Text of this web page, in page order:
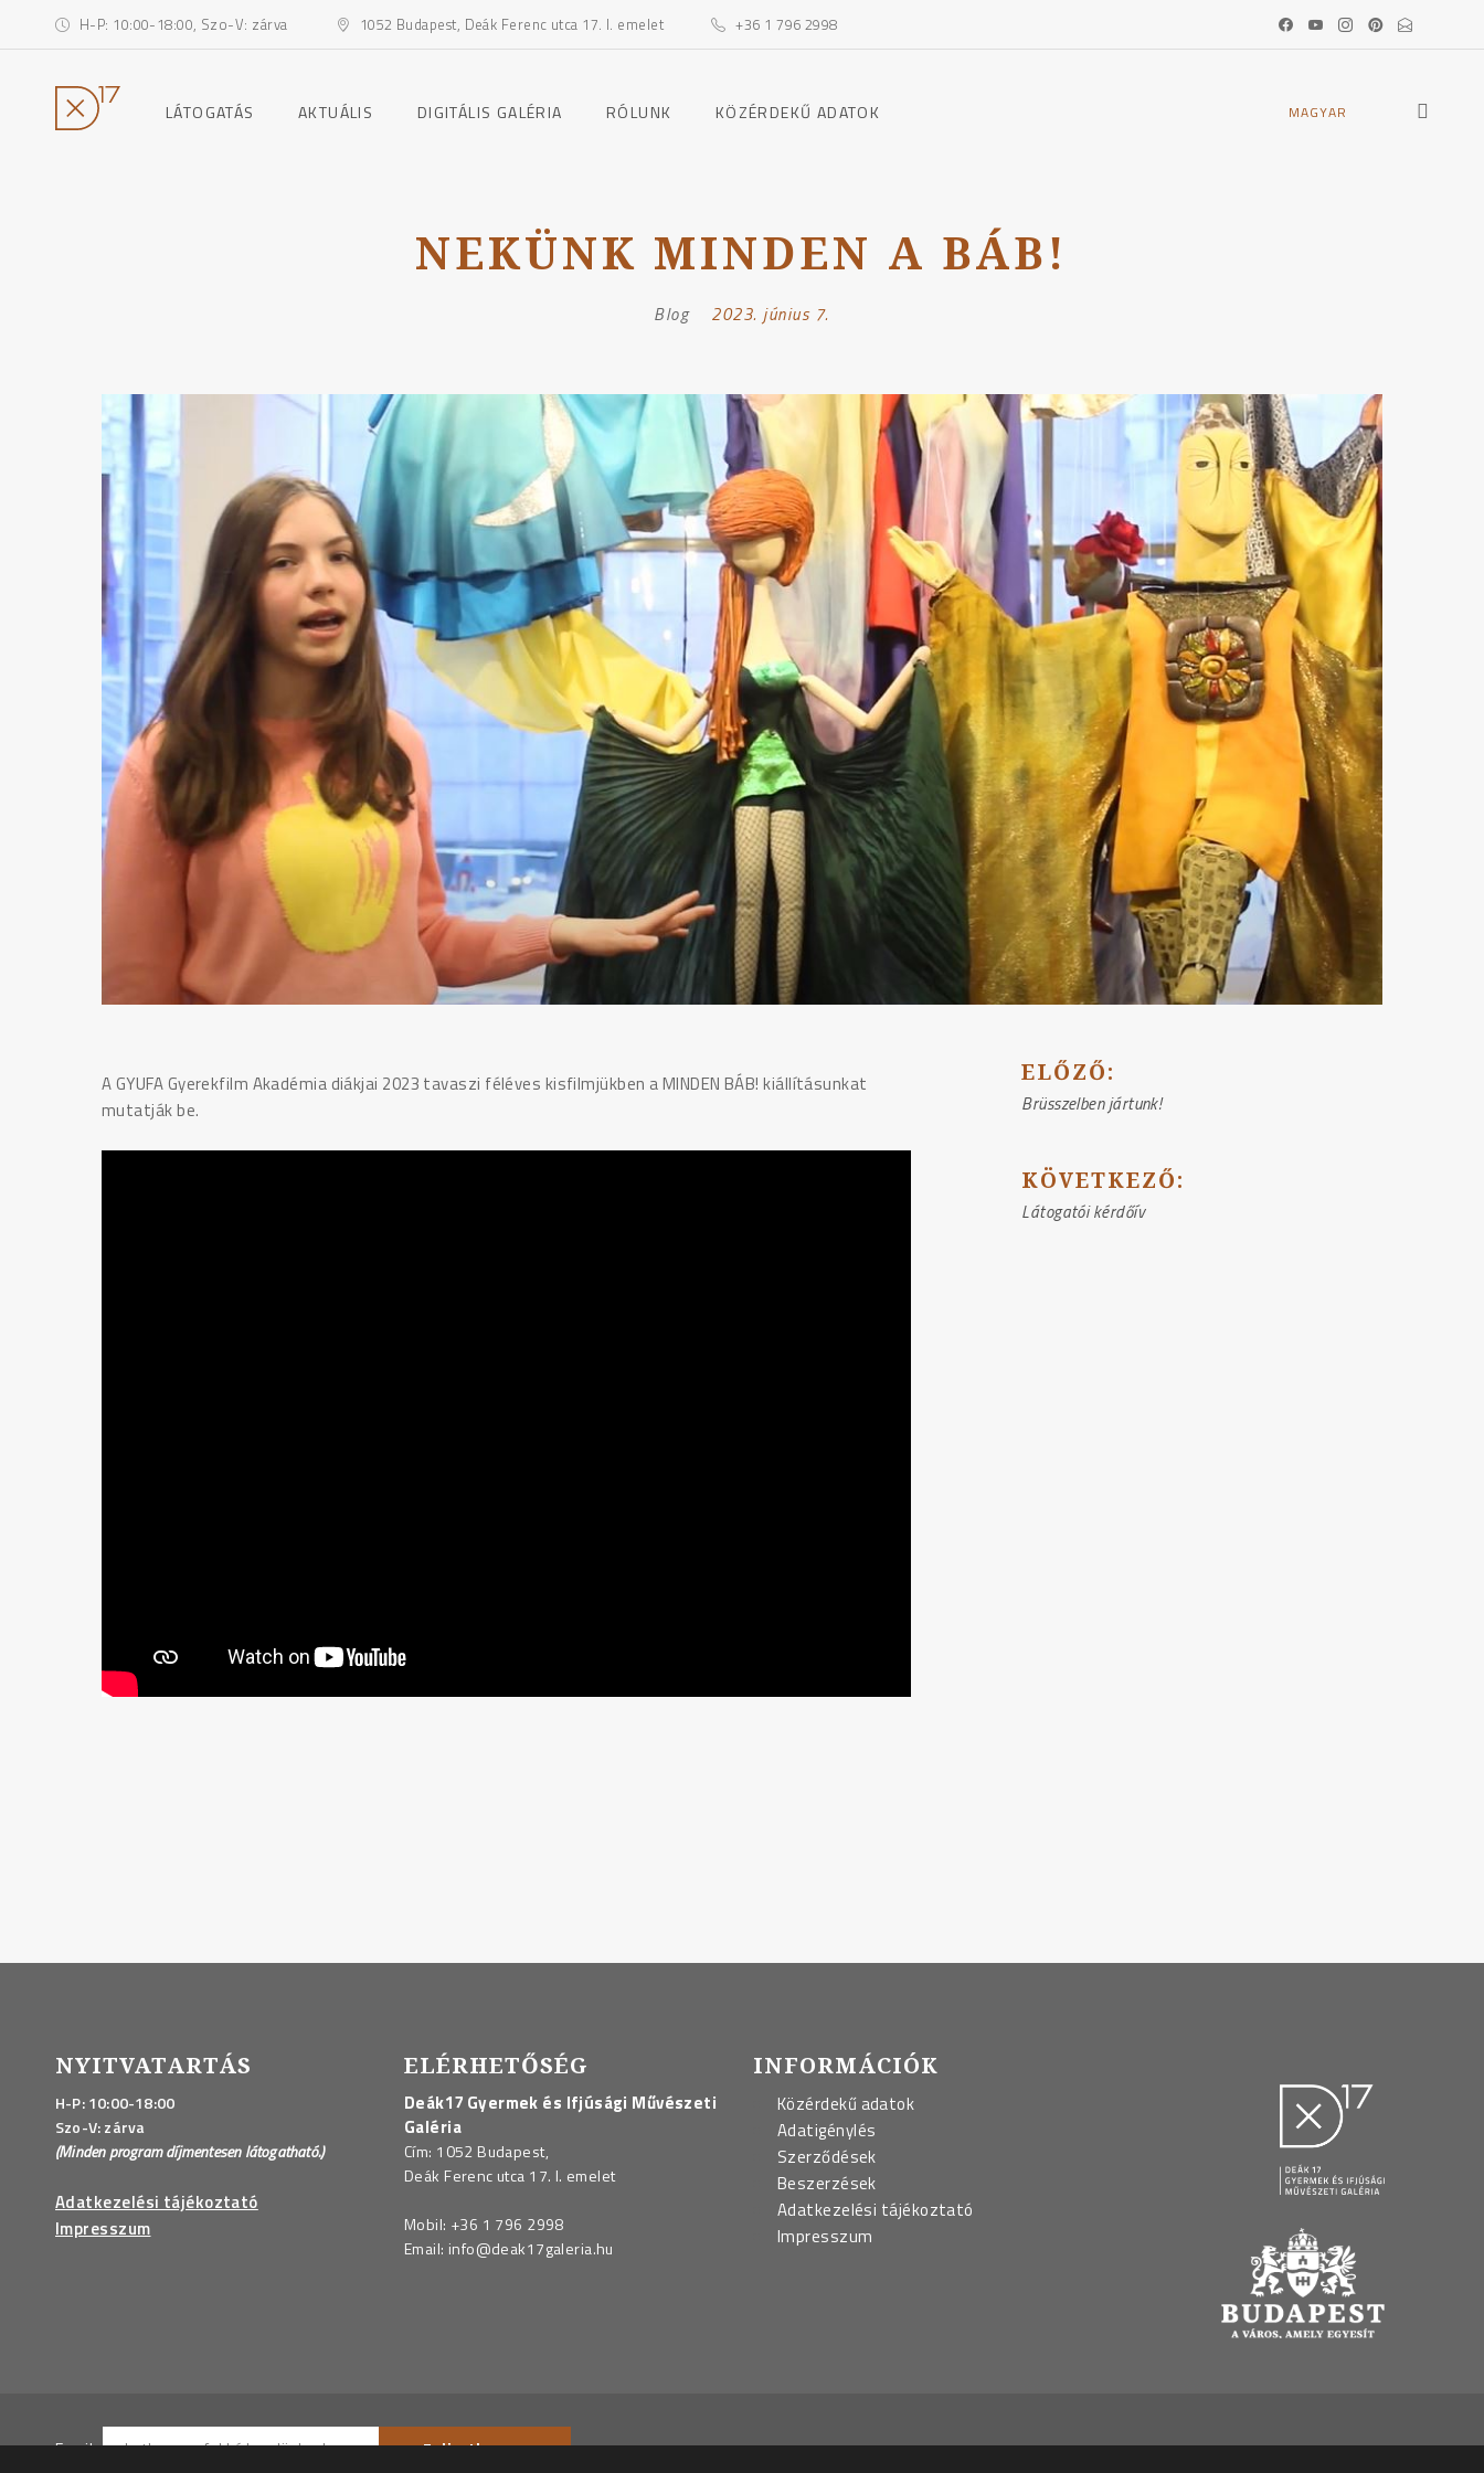
H-P: 10:00-18:00, Szo-V: zárva 1052 Budapest, Deák Ferenc utca 17. I. emelet +36 1 796 2998
LÁTOGATÁS toggleAKTUÁLIS toggleDIGITÁLIS GALÉRIA toggleRÓLUNK toggleKÖZÉRDEKŰ ADATOK MAGYAR
open
NEKÜNK MINDEN A BÁB!
Blog
Posted
2023. június 7.
A GYUFA Gyerekfilm Akadémia diákjai 2023 tavaszi féléves kisfilmjükben a MINDEN BÁB! kiállításunkat
mutatják be.
BEJEGYZÉS
NAVIGÁCIÓ
ELŐZŐ:
Brüsszelben jártunk!
KÖVETKEZŐ:
Látogatói kérdőív
NYITVATARTÁS
H-P: 10:00-18:00
Szo-V: zárva
(Minden program díjmentesen látogatható.)
Adatkezelési tájékoztató
Impresszum
ELÉRHETŐSÉG
Deák17 Gyermek és Ifjúsági Művészeti
Galéria
Cím: 1052 Budapest,
Deák Ferenc utca 17. I. emelet
Mobil: +36 1 796 2998
Email: info@deak17galeria.hu
INFORMÁCIÓK
Közérdekű adatok
Adatigénylés
Szerződések
Beszerzések
Adatkezelési tájékoztató
Impresszum
Email: